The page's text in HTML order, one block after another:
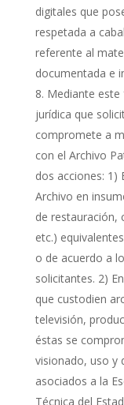
digitales que
respetada a
referente al
documentada e
Mediante
jurídica que
compromete a
con el Archivo
dos acciones: 1)
Archivo en
de restauración,
etc.)
o de acuerdo a
solicitantes. 2)
que custodien
televisión,
éstas se
visionado, uso y
asociados a la
Técnica del